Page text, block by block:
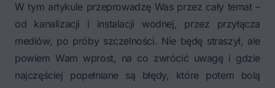
W tym artykule przeprowadzę Was przez cały temat –
od kanalizacji i instalacji wodnej, przez przyłącza
mediów, po próby szczelności. Nie będę straszył, ale
powiem Wam wprost, na co zwrócić uwagę i gdzie
najczęściej popełniane są błędy, które potem bolą